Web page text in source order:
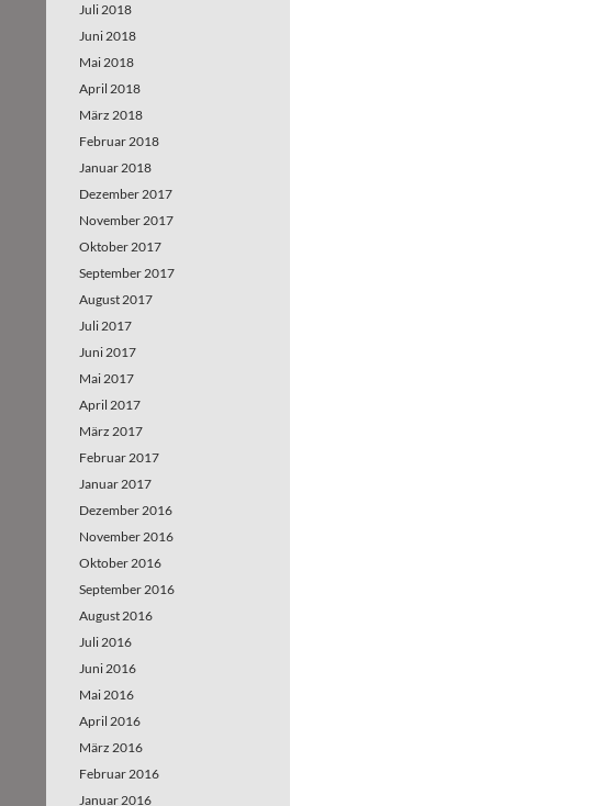
Juli 2018
Juni 2018
Mai 2018
April 2018
März 2018
Februar 2018
Januar 2018
Dezember 2017
November 2017
Oktober 2017
September 2017
August 2017
Juli 2017
Juni 2017
Mai 2017
April 2017
März 2017
Februar 2017
Januar 2017
Dezember 2016
November 2016
Oktober 2016
September 2016
August 2016
Juli 2016
Juni 2016
Mai 2016
April 2016
März 2016
Februar 2016
Januar 2016